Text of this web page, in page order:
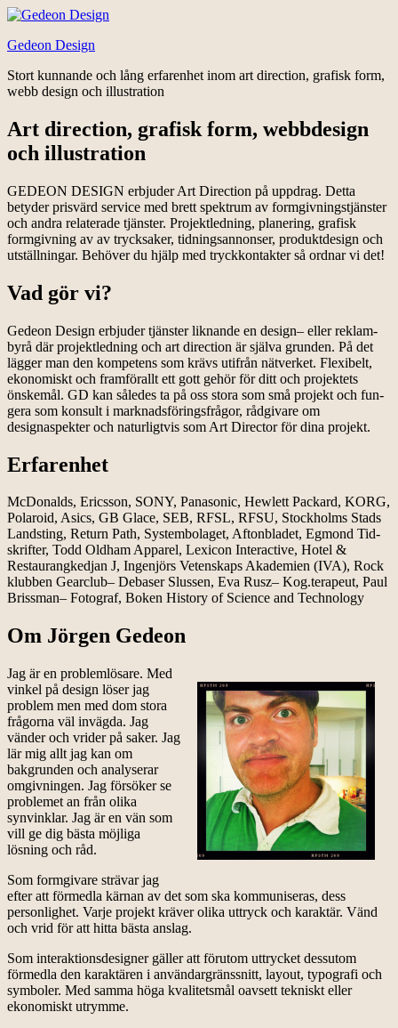
Hoppa
innehåll
Gedeon Design
Stort kunnande och lång erfarenhet inom art direction, grafisk form,
webb design och illustration
Art direction, grafisk form, webbdesign
och illustration
GEDEON DESIGN erbjuder Art Direction på uppdrag. Detta
betyder prisvärd service med brett spektrum av formgivningstjänster
och andra relaterade tjänster. Projektledning, planering, grafisk
formgivning av av trycksaker, tidningsannonser, produktdesign och
utställningar. Behöver du hjälp med tryckkontakter så ordnar vi det!
Vad gör vi?
Gedeon Design erbjuder tjänster liknande en design– eller reklam­
byrå där pro­jekt­led­ning och art direc­tion är själva grunden. På det
lägger man den kompetens som krävs utifrån nätverket. Flex­i­belt,
eko­no­miskt och fram­förallt ett gott gehör för ditt och projektets
önskemål. GD kan såle­des ta på oss stora som små pro­jekt och fun­
gera som kon­sult i mark­nads­fö­rings­frå­gor, råd­gi­vare om
designaspek­ter och natur­ligt­vis som Art Director för dina projekt.
Erfarenhet
McDonalds, Ericsson, SONY, Panasonic, Hewlett Packard, KORG,
Polaroid, Asics, GB Glace, SEB, RFSL, RFSU, Stockholms Stads
Landsting, Return Path, System­bo­la­get, Afton­bla­det, Egmond Tid­
skrif­ter, Todd Old­ham Appa­rel, Lex­i­con Inte­ractive, Hotel &
Restau­rang­ked­jan J, Ingen­jörs Veten­skaps Akademien (IVA), Rock
klub­ben Gear­club– Deba­ser Slus­sen, Eva Rusz– Kog.terapeut, Paul
Briss­man– Foto­graf, Boken History of Sci­ence and Technology
Om Jörgen Gedeon
Jag är en problemlösare. Med
vinkel på design löser jag
problem men med dom stora
frågorna väl invägda. Jag
vänder och vrider på saker. Jag
lär mig allt jag kan om
bakgrunden och analyserar
omgivningen. Jag försöker se
problemet an från olika
synvinklar. Jag är en vän som
vill ge dig bästa möjliga
lösning och råd.
Som formgivare strävar jag
efter att förmedla kärnan av det som ska kommuniseras, dess
personlighet. Varje projekt kräver olika uttryck och karaktär. Vänd
och vrid för att hitta bästa anslag.
Som interaktionsdesigner gäller att förutom uttrycket dessutom
förmedla den karaktären i användargränssnitt, layout, typografi och
symboler. Med samma höga kvalitetsmål oavsett tekniskt eller
ekonomiskt utrymme.